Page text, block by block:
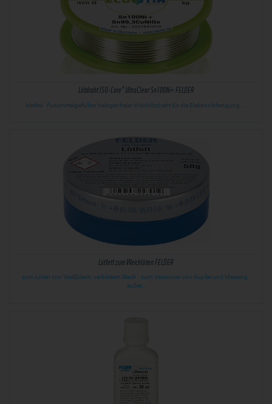
Lötdraht ISO-Core® UltraClear Sn100Ni+ FELDER
bleifrei · flussmittelgefüllter, halogenfreier Weichlötdraht für die Elektronikfertigung ·…
Lötfett zum Weichlöten FELDER
zum Löten von Weißblech, verbleitem Blech · zum Verzinnen von Kupfer und Messing ·
außer…